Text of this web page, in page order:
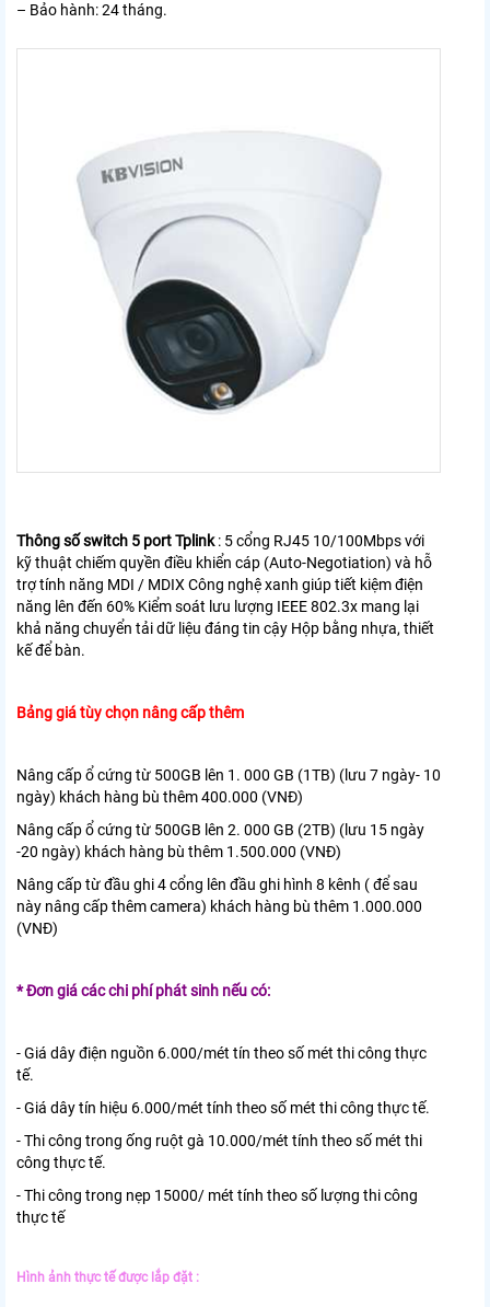
– Bảo hành: 24 tháng.
Thông số switch 5 port Tplink: 5 cổng RJ45 10/100Mbps với
kỹ thuật chiếm quyền điều khiển cáp (Auto-Negotiation) và hỗ
trợ tính năng MDI / MDIX Công nghệ xanh giúp tiết kiệm điện
năng lên đến 60% Kiểm soát lưu lượng IEEE 802.3x mang lại
khả năng chuyển tải dữ liệu đáng tin cậy Hộp bằng nhựa, thiết
kế để bàn.
Bảng giá tùy chọn nâng cấp thêm
Nâng cấp ổ cứng từ 500GB lên 1. 000 GB (1TB) (lưu 7 ngày- 10
ngày) khách hàng bù thêm 400.000 (VNĐ)
Nâng cấp ổ cứng từ 500GB lên 2. 000 GB (2TB) (lưu 15 ngày
-20 ngày) khách hàng bù thêm 1.500.000 (VNĐ)
Nâng cấp từ đầu ghi 4 cổng lên đầu ghi hình 8 kênh ( để sau
này nâng cấp thêm camera) khách hàng bù thêm 1.000.000
(VNĐ)
* Đơn giá các chi phí phát sinh nếu có:
- Giá dây điện nguồn 6.000/mét tín theo số mét thi công thực
tế.
- Giá dây tín hiệu 6.000/mét tính theo số mét thi công thực tế.
- Thi công trong ống ruột gà 10.000/mét tính theo số mét thi
công thực tế.
- Thi công trong nẹp 15000/ mét tính theo số lượng thi công
thực tế
Hình ảnh thực tế được lắp đặt :